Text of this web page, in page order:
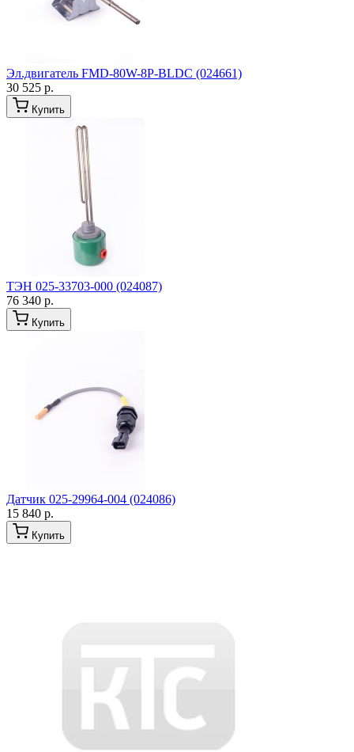
Эл.двигатель FMD-80W-8P-BLDC (024661)
30 525 р.
Купить
ТЭН 025-33703-000 (024087)
76 340 р.
Купить
Датчик 025-29964-004 (024086)
15 840 р.
Купить